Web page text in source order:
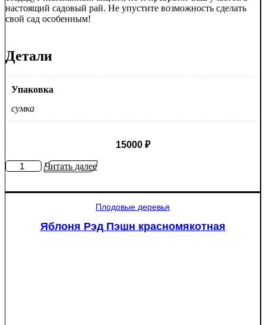
настоящий садовый рай. Не упустите возможность сделать
свой сад особенным!
Детали
Упаковка
сумка
15000 ₽
КоличествоЧитать далее
Плодовые деревья
Яблоня Рэд Пэшн красномякотная